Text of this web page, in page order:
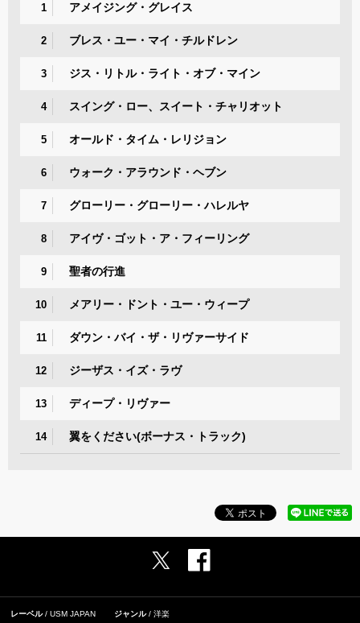
1 アメイジング・グレイス
2 ブレス・ユー・マイ・チルドレン
3 ジス・リトル・ライト・オブ・マイン
4 スイング・ロー、スイート・チャリオット
5 オールド・タイム・レリジョン
6 ウォーク・アラウンド・ヘブン
7 グローリー・グローリー・ハレルヤ
8 アイヴ・ゴット・ア・フィーリング
9 聖者の行進
10 メアリー・ドント・ユー・ウィープ
11 ダウン・バイ・ザ・リヴァーサイド
12 ジーザス・イズ・ラヴ
13 ディープ・リヴァー
14 翼をください(ボーナス・トラック)
レーベル USM JAPAN ジャンル 洋楽